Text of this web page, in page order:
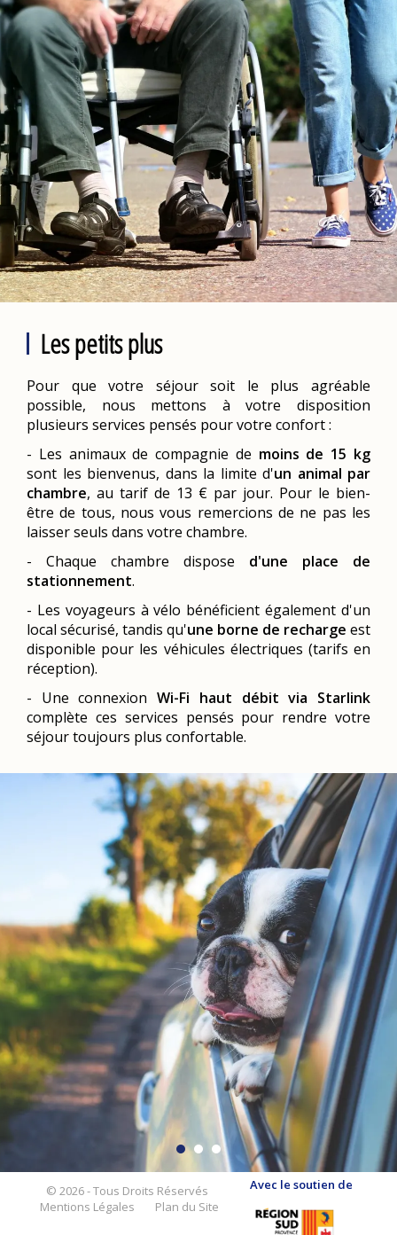
Les petits plus
Pour que votre séjour soit le plus agréable
possible, nous mettons à votre disposition
plusieurs services pensés pour votre confort :
- Les animaux de compagnie de moins de 15 kg
sont les bienvenus, dans la limite d'un animal par
chambre, au tarif de 13 € par jour. Pour le bien-
être de tous, nous vous remercions de ne pas les
laisser seuls dans votre chambre.
- Chaque chambre dispose d'une place de
stationnement.
- Les voyageurs à vélo bénéficient également d'un
local sécurisé, tandis qu'une borne de recharge est
disponible pour les véhicules électriques (tarifs en
réception).
- Une connexionWi-Fi haut débit via Starlink
complète ces services pensés pour rendre votre
séjour toujours plus confortable.
Avec le soutien de
© 2026 - Tous Droits Réservés
Mentions Légales
Plan du Site